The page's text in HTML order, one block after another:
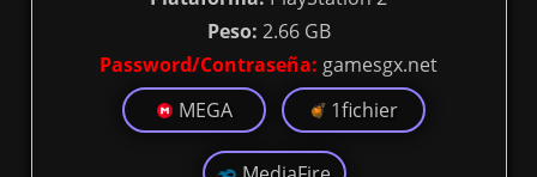
Peso: 2.66 GB
Password/Contraseña: gamesgx.net
MEGA
1fichier